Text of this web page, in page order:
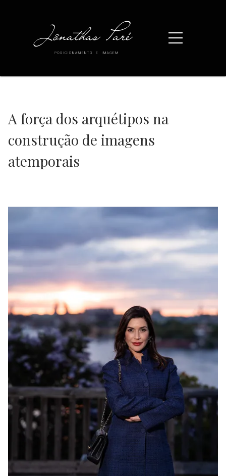
A força dos arquétipos na
construção de imagens
atemporais